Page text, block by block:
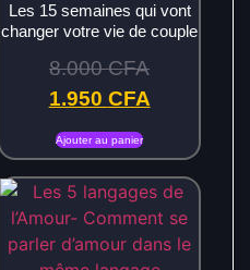
Les 15 semaines qui vont
changer votre vie de couple
8.000CFA
1.950 CFA
Ajouter au panier